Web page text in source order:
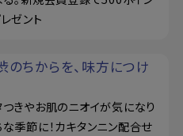
ゼント
のちからを、味方につけ
つきやお肌のニオイが気になり
季節に！カキタンニン配合せ